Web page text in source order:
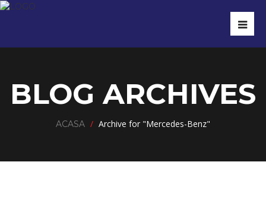
BLOG ARCHIVES
ACASA / Archive for "Mercedes-Benz"